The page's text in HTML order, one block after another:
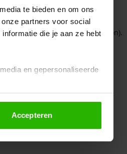
te bieden en om ons
partners voor social
die je aan ze hebt
en gepersonaliseerde
altijd wijzigen of
Accepteren
console for more information).